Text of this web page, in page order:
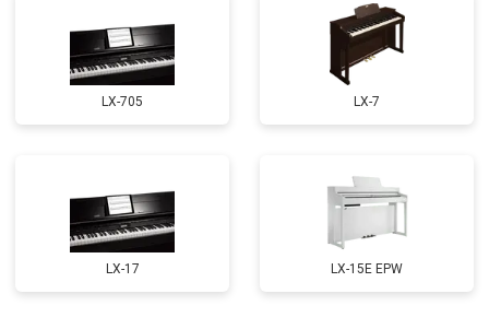
LX-705 LX-7
LX-17 LX-15E EPW